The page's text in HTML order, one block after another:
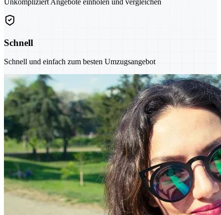
Unkompliziert Angebote einholen und vergleichen
Schnell
Schnell und einfach zum besten Umzugsangebot